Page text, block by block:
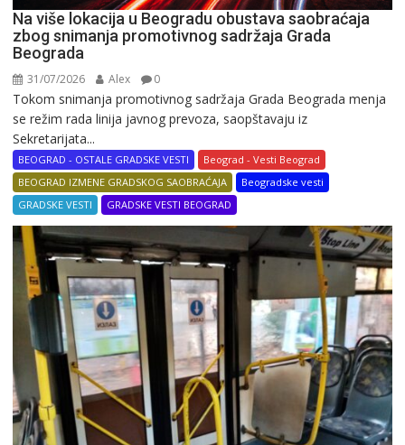
Na više lokacija u Beogradu obustava saobraćaja
zbog snimanja promotivnog sadržaja Grada
Beograda
31/07/2026 Alex 0
Tokom snimanja promotivnog sadržaja Grada Beograda menja
se režim rada linija javnog prevoza, saopštavaju iz
Sekretarijata...
BEOGRAD - OSTALE GRADSKE VESTI
Beograd - Vesti Beograd
BEOGRAD IZMENE GRADSKOG SAOBRAĆAJA
Beogradske vesti
GRADSKE VESTI
GRADSKE VESTI BEOGRAD